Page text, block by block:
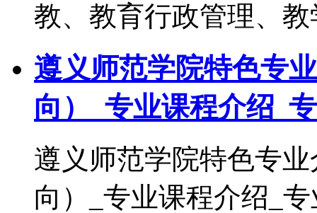
教、教育行政管理、
遵义师范学院特色专
向）_专业课程介绍_
遵义师范学院特色专
向）_专业课程介绍_